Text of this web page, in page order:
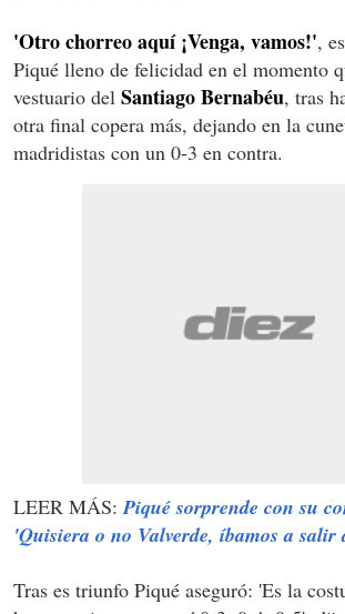
'Otro chorreo aquí ¡Venga, vamos!',
Piqué lleno de felicidad en el momento
vestuario del Santiago Bernabéu, tras
otra final copera más, dejando en la
madridistas con un 0-3 en contra.
LEER MÁS:Piqué sorprende con su
'Quisiera o no Valverde, íbamos a salir
Tras es triunfo Piqué aseguró: 'Es la